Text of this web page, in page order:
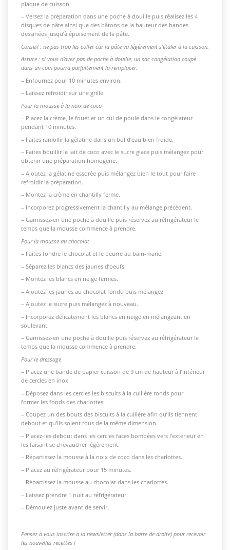
plaque de cuisson.
– Versez la préparation dans une poche à douille puis réalisez les 4
disques de pâte ainsi que des bâtons de la hauteur des bandes
dessinées jusqu’à épuisement de la pâte.
Conseil : ne pas trop les coller car la pâte va légèrement s’étaler à la cuisson.
Astuce : si vous n’avez pas de poche à douille, un sac congélation coupé
dans un coin pourra parfaitement la remplacer.
– Enfournez pour 10 minutes environ.
– Laissez refroidir sur une grille.
Pour la mousse à la noix de coco
– Placez la crème, le fouet et un cul de poule dans le congélateur
pendant 10 minutes.
– Faites ramollir la gélatine dans un bol d’eau bien froide.
– Faites bouillir le lait de coco avec le sucre glace puis mélangez pour
obtenir une préparation homogène.
– Ajoutez la gélatine essorée puis mélangez bien le tout pour faire
refroidir la préparation.
– Montez la crème en chantilly ferme.
– Incorporez progressivement la chantilly au mélange précédent.
– Garnissez-en une poche à douille puis réservez au réfrigérateur le
temps que la mousse commence à prendre.
Pour la mousse au chocolat
– Faites fondre le chocolat et le beurre au bain-marie.
– Séparez les blancs des jaunes d’oeufs.
– Montez les blancs en neige fermes.
– Ajoutez les jaunes au chocolat fondu puis mélangez.
– Ajoutez le sucre puis mélangez à nouveau.
– Incorporez délicatement les blancs en neige en mélangeant en
soulevant.
– Garnissez-en une poche à douille puis réservez au réfrigérateur le
temps que la mousse commence à prendre.
Pour le dressage
– Placez une bande de papier cuisson de 9 cm de hauteur à l’intérieur
de cercles en inox.
– Déposez dans les cercles les biscuits à la cuillère ronds pour
former les fonds des charlottes.
– Coupez un des bouts des biscuits à la cuillère afin qu’ils tiennent
debout et qu’ils soient tous de la même dimension.
– Placez-les debout dans les cercles faces bombées vers l’extérieur en
les faisant se chevaucher légèrement.
– Répartissez la mousse à la noix de coco dans les charlottes.
– Placez au réfrigérateur pour 15 minutes.
– Répartissez la mousse au chocolat dans les charlottes.
– Laissez prendre 1 nuit au réfrigérateur.
– Démoulez juste avant de servir.
Pensez à vous inscrire à la newsletter (dans la barre de droite) pour recevoir
les nouvelles recettes !